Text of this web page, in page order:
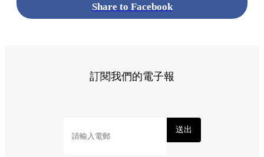
Share to Facebook
訂閱我們的電子報
送出